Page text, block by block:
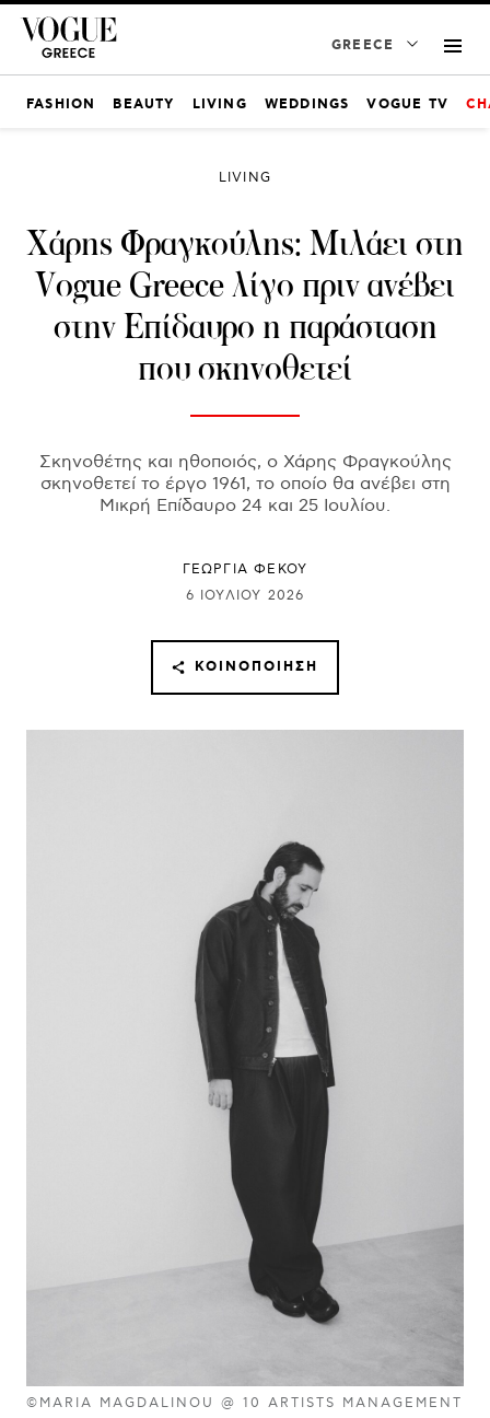
GREECE
FASHION BEAUTY LIVING WEDDINGS VOGUE TV
©MARIA MAGDALINOU @ 10 ARTISTS MANAGEMENT
LIVING
Χάρης Φραγκούλης: Μιλάει στη
Vogue Greece λίγο πριν ανέβει
στην Επίδαυρο η παράσταση
που σκηνοθετεί
Σκηνοθέτης και ηθοποιός, ο Χάρης Φραγκούλης
σκηνοθετεί το έργο 1961, το οποίο θα ανέβει στη
Μικρή Επίδαυρο 24 και 25 Ιουλίου.
ΓΕΩΡΓΙΑ ΦΕΚΟΥ
6 ΙΟΥΛΊΟΥ 2026
ΚΟΙΝΟΠΟΊΗΣΗ